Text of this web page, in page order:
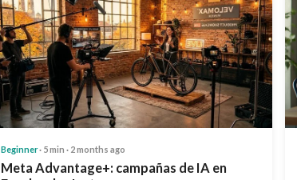
Beginner· 5 min · 2 months ago
Meta Advantage+: campañas de IA en